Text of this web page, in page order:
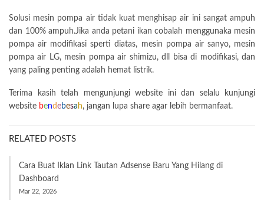
Solusi mesin pompa air tidak kuat menghisap air ini sangat ampuh
dan 100% ampuh.Jika anda petani ikan cobalah menggunaka mesin
pompa air modifikasi sperti diatas, mesin pompa air sanyo, mesin
pompa air LG, mesin pompa air shimizu, dll bisa di modifikasi, dan
yang paling penting adalah hemat listrik.
Terima kasih telah mengunjungi website ini dan selalu kunjungi
website bendebesa h, jangan lupa share agar lebih bermanfaat.
RELATED POSTS
Cara Buat Iklan Link Tautan Adsense Baru Yang Hilang di
Dashboard
Mar 22, 2026